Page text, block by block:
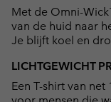
Met de Omni-
van de huid naar
Je blijft koel en
LICHTGEWICHT
Een T-shirt van